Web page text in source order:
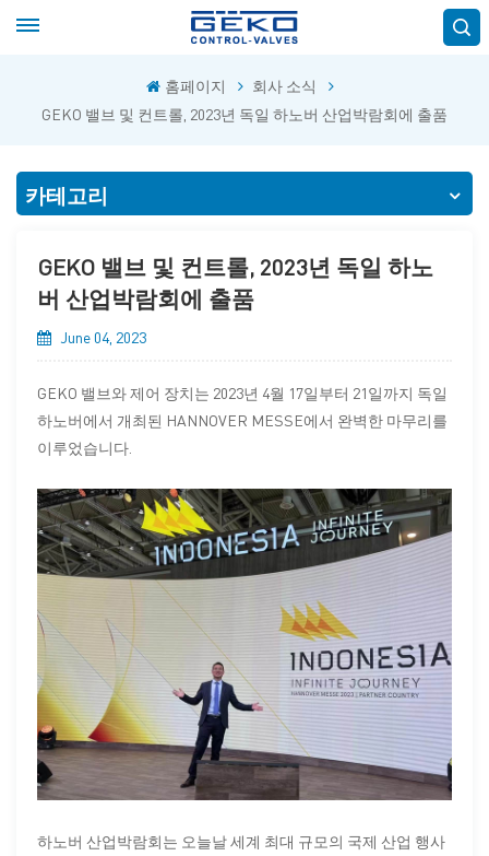
홈페이지
회사 소식
GEKO 밸브 및 컨트롤, 2023년 독일 하노버 산업박람회에 출품
카테고리
GEKO 밸브 및 컨트롤, 2023년 독일 하노
버 산업박람회에 출품
June 04, 2023
GEKO 밸브와 제어 장치는 2023년 4월 17일부터 21일까지 독일
하노버에서 개최된 HANNOVER MESSE에서 완벽한 마무리를
이루었습니다.
하노버 산업박람회는 오늘날 세계 최대 규모의 국제 산업 행사